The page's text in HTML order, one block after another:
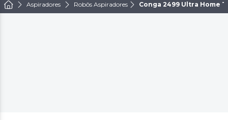
Aspiradores Robôs Aspiradores Conga 2499 Ultra Home